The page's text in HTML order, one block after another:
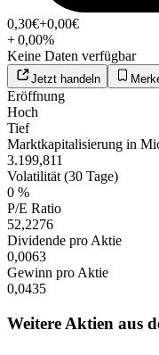
0,30€+0,00€
+0,00%
Keine Daten verfügbar
Jetzt handeln
Eröffnung
Hoch
Tief
Marktkapitalisierung in
3.199,811
Volatilität (30 Tage)
0 %
P/E Ratio
52,2276
Dividende pro Aktie
0,0063
Gewinn pro Aktie
0,0435
Weitere Aktien aus